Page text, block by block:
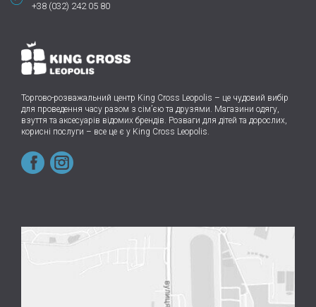
+38 (032) 242 05 80
Торгово-розважальний центр King Cross Leopolis – це чудовий вибір
для проведення часу разом з сім’єю та друзями. Магазини одягу,
взуття та аксесуарів відомих брендів. Розваги для дітей та дорослих,
корисні послуги – все це є у King Cross Leopolis.